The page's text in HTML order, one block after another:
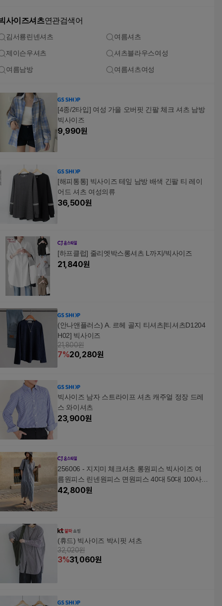
사이즈셔츠연관검색어
김서룡린넨셔츠 여름셔츠
제이슨우셔츠 셔츠블라우스여성
여름남방 여름셔츠여성
[4종/2타입] 여성 가을 오버핏 긴팔 체크 셔츠 남방
빅사이즈
9,990원
[해피통통] 빅사이즈 테잎 남방 배색 긴팔 티 레이
어드 셔츠 여성의류
36,500원
[하프클럽] 줄리엣박스롱셔츠 L까지/빅사이즈
21,840원
(안나앤플러스) A. 르헤 골지 티셔츠[티셔츠D1204
H02] 빅사이즈
21,800원
7%20,280원
빅사이즈 남자 스트라이프 셔츠 캐주얼 정장 드레
스 와이셔츠
23,900원
256006 - 지지미 체크셔츠 롱원피스 빅사이즈 여
름원피스 린넨원피스 면원피스 40대 50대 100사이
즈 인견원피스 나시원피스
42,800원
(휴드) 빅사이즈 박시핏 셔츠
32,020원
3%31,060원